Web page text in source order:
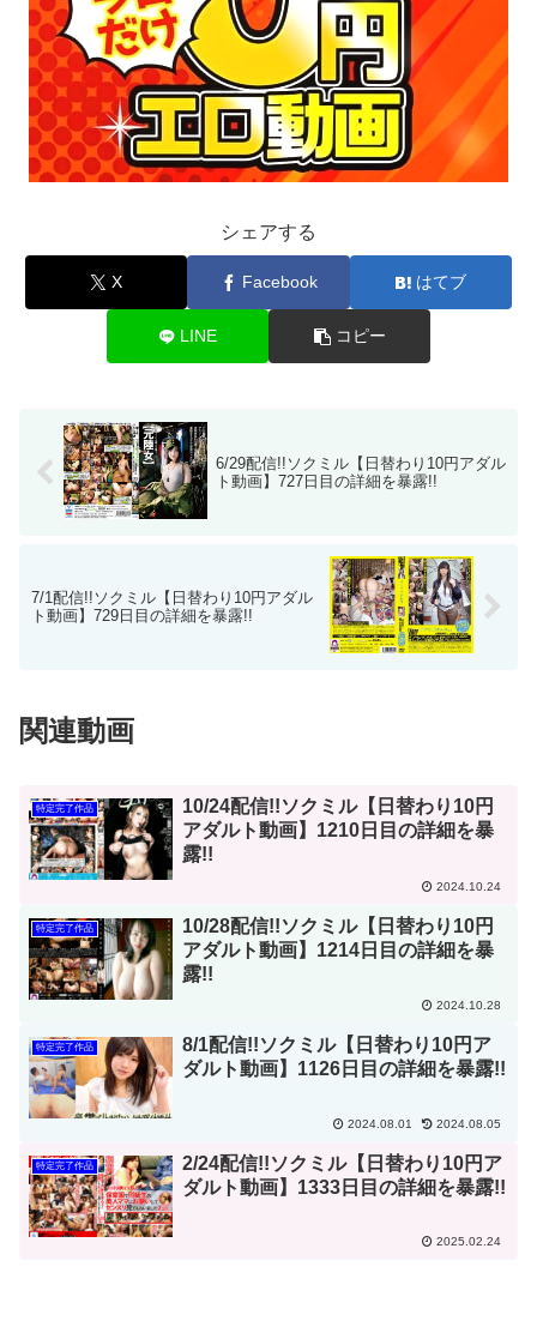
シェアする
X Facebook はてブ
LINE コピー
6/29配信!!ソクミル【日替わり10円アダル
ト動画】727日目の詳細を暴露!!
7/1配信!!ソクミル【日替わり10円アダル
ト動画】729日目の詳細を暴露!!
関連動画
特定完了作品
10/24配信!!ソクミル【日替わり10円
アダルト動画】1210日目の詳細を暴
露!!
2024.10.24
特定完了作品
10/28配信!!ソクミル【日替わり10円
アダルト動画】1214日目の詳細を暴
露!!
2024.10.28
特定完了作品
8/1配信!!ソクミル【日替わり10円ア
ダルト動画】1126日目の詳細を暴露!!
2024.08.01 2024.08.05
特定完了作品
2/24配信!!ソクミル【日替わり10円ア
ダルト動画】1333日目の詳細を暴露!!
2025.02.24